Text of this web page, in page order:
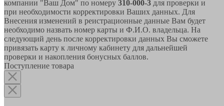
компании "Ваш Дом" по номеру 310-000-3 для проверки и
при необходимости корректировки Ваших данных. Для
Внесения изменений в реистрационные данные Вам будет
необходимо назвать номер карты и Ф.И.О. владельца. На
следующий день после корректировки данных Вы сможете
привязать карту к личному кабинету для дальнейшей
проверки и накопления бонусных баллов.
Поступление товара